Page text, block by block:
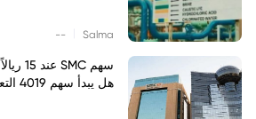
Salma
--
هل يبدأ سهم 4019 التعافي؟